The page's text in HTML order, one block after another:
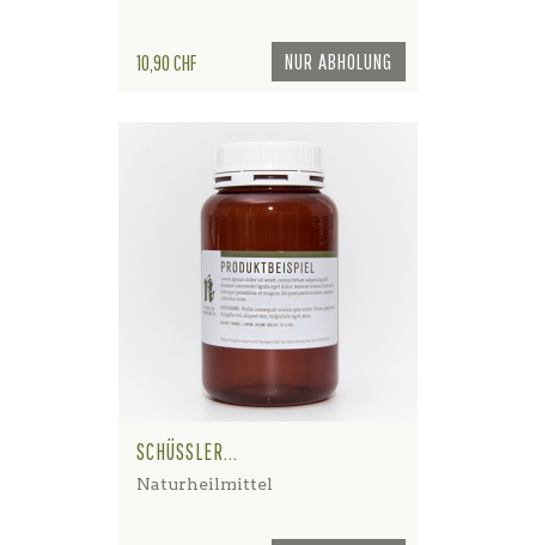
NUR ABHOLUNG
Preis
10,90 CHF
SCHÜSSLER...
Naturheilmittel